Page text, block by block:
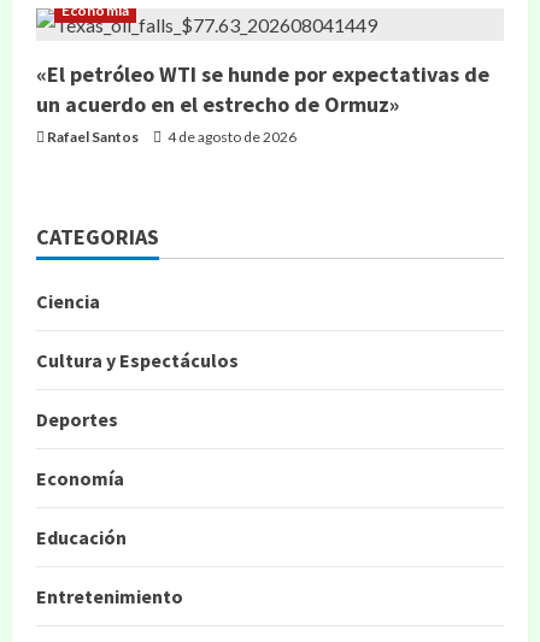
Economía
«El petróleo WTI se hunde por expectativas de
un acuerdo en el estrecho de Ormuz»
Rafael Santos 4 de agosto de 2026
CATEGORIAS
Ciencia
Cultura y Espectáculos
Deportes
Economía
Educación
Entretenimiento